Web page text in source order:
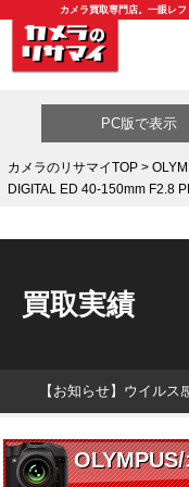
カメラ買取専門店。一眼レ
PC版で表示
カメラのリサマイTOP>
DIGITAL ED 40-150mm F2.8
買取実績
【お知らせ】ウイル